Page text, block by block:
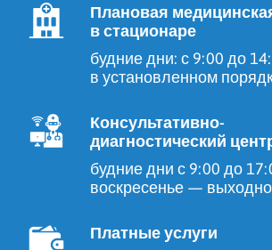
Плановая
в стационаре
будние дни: с 9:00 до
в установленном
Консультативно-
диагностический
будние дни с 9:00 до
воскресенье —
Платные услуги